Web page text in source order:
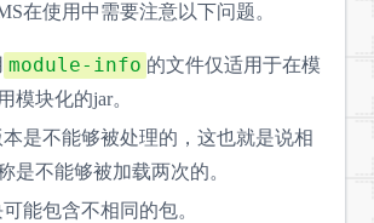
在使用中需要注意以下问题。
module-info 的文件仅适用于在模
模块化的jar。
是不能够被处理的，这也就是说相
是不能够被加载两次的。
能包含不相同的包。